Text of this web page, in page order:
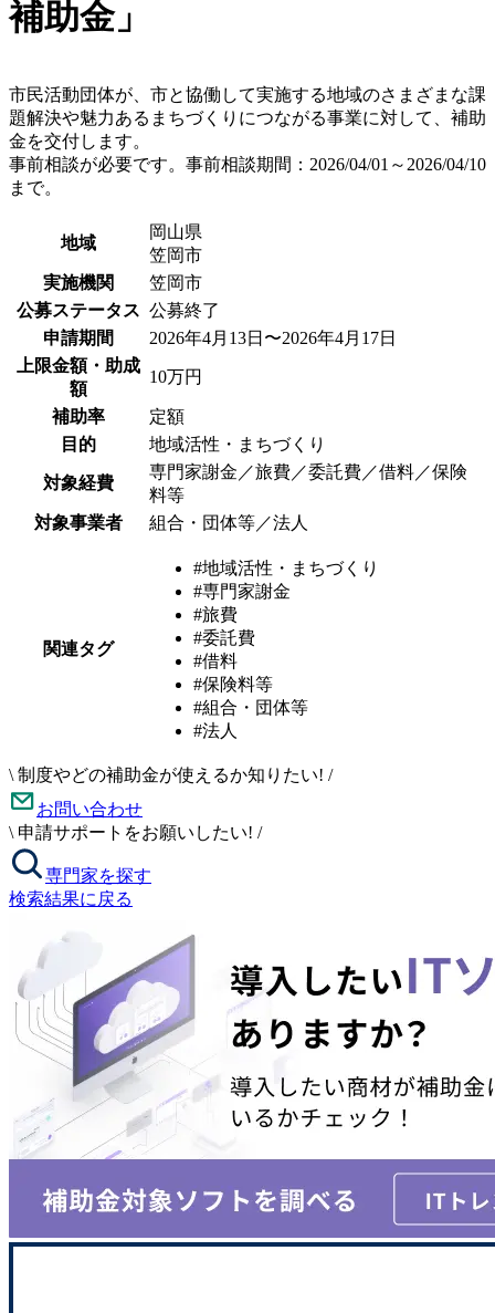
補助金」
市民活動団体が、市と協働して実施する地域のさまざまな課
題解決や魅力あるまちづくりにつながる事業に対して、補助
金を交付します。
事前相談が必要です。事前相談期間：2026/04/01～2026/04/10
まで。
地域
岡山県
笠岡市
実施機関
笠岡市
公募ステータス 公募終了
申請期間
2026年4月13日〜2026年4月17日
上限金額・助成
額
10万円
補助率
定額
目的
地域活性・まちづくり
対象経費
専門家謝金／旅費／委託費／借料／保険
料等
対象事業者
組合・団体等／法人
関連タグ
#地域活性・まちづくり
#専門家謝金
#旅費
#委託費
#借料
#保険料等
#組合・団体等
#法人
\ 制度やどの補助金が使えるか知りたい! /
お問い合わせ
\ 申請サポートをお願いしたい! /
専門家を探す
検索結果に戻る